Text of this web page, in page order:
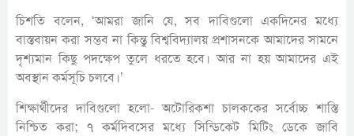
চিশতি বলেন, ‘আমরা জানি যে, সব দাবিগুলো একদিনের মধ্যে
বাস্তবায়ন করা সম্ভব না কিন্তু বিশ্ববিদ্যালয় প্রশাসনকে আমাদের সামনে
দৃশ্যমান কিছু পদক্ষেপ তুলে ধরতে হবে। আর না হয় আমাদের এই
অবস্থান কর্মসূচি চলবে।’
শিক্ষার্থীদের দাবিগুলো হলো- অটোরিকশা চালককের সর্বোচ্চ শাস্তি
নিশ্চিত করা; ৭ কর্মদিবসের মধ্যে সিন্ডিকেট মিটিং ডেকে জাবি